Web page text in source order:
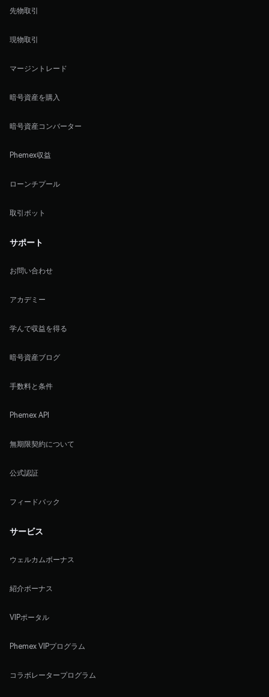
先物取引
現物取引
マージントレード
暗号資産を購入
暗号資産コンバーター
Phemex収益
ローンチプール
取引ボット
サポート
お問い合わせ
アカデミー
学んで収益を得る
暗号資産ブログ
手数料と条件
Phemex API
無期限契約について
公式認証
フィードバック
サービス
ウェルカムボーナス
紹介ボーナス
VIPポータル
Phemex VIPプログラム
コラボレータープログラム